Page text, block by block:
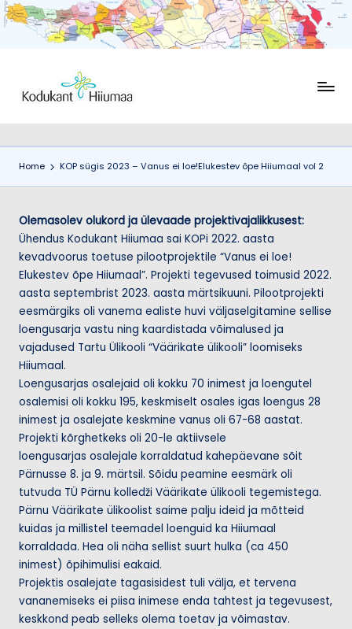
K
d
u
a
n
t
H
ii
u
m
a
a
Ühendus
Home KOP sügis 2023 – Vanus ei loe!Elukestev õpe Hiiumaal vol 2
Olemasolev olukord ja ülevaade projektivajalikkusest:
Ühendus Kodukant Hiiumaa sai KOPi 2022. aasta
kevadvoorus toetuse pilootprojektile “Vanus ei loe!
Elukestev õpe Hiiumaal”. Projekti tegevused toimusid 2022.
aasta septembrist 2023. aasta märtsikuuni. Pilootprojekti
eesmärgiks oli vanema ealiste huvi väljaselgitamine sellise
loengusarja vastu ning kaardistada võimalused ja
vajadused Tartu Ülikooli “Väärikate ülikooli” loomiseks
Hiiumaal.
Loengusarjas osalejaid oli kokku 70 inimest ja loengutel
osalemisi oli kokku 195, keskmiselt osales igas loengus 28
inimest ja osalejate keskmine vanus oli 67-68 aastat.
Projekti kõrghetkeks oli 20-le aktiivsele
loengusarjas osalejale korraldatud kahepäevane sõit
Pärnusse 8. ja 9. märtsil. Sõidu peamine eesmärk oli
tutvuda TÜ Pärnu kolledži Väärikate ülikooli tegemistega.
Pärnu Väärikate ülikoolist saime palju ideid ja mõtteid
kuidas ja millistel teemadel loenguid ka Hiiumaal
korraldada. Hea oli näha sellist suurt hulka (ca 450
inimest) õpihimulisi eakaid.
Projektis osalejate tagasisidest tuli välja, et tervena
vananemiseks ei piisa inimese enda tahtest ja tegevusest,
keskkond peab selleks olema toetav ja võimastav.